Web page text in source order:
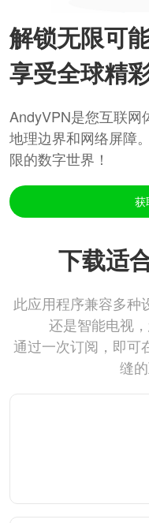
解锁无限可
享受全球精
AndyVPN是您互联网
地理边界和网络屏障
限的数字世界！
获
下载适
此应用程序兼容多种
还是智能电视
通过一次订阅，即可
缝